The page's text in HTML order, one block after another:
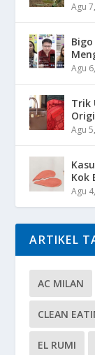
Agu
Agu
Trik
Agu
Kok
Agu
ARTIKEL
AC MILAN
CLEAN
EL RUMI